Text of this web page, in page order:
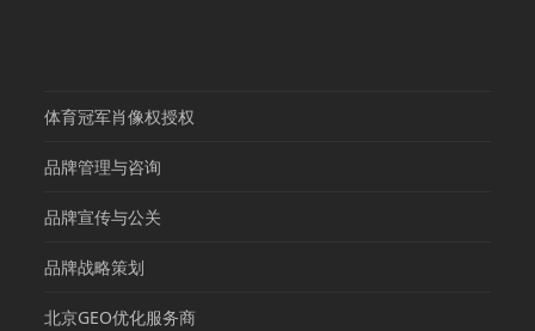
体育冠军肖像权授权
品牌管理与咨询
品牌宣传与公关
品牌战略策划
北京GEO优化服务商